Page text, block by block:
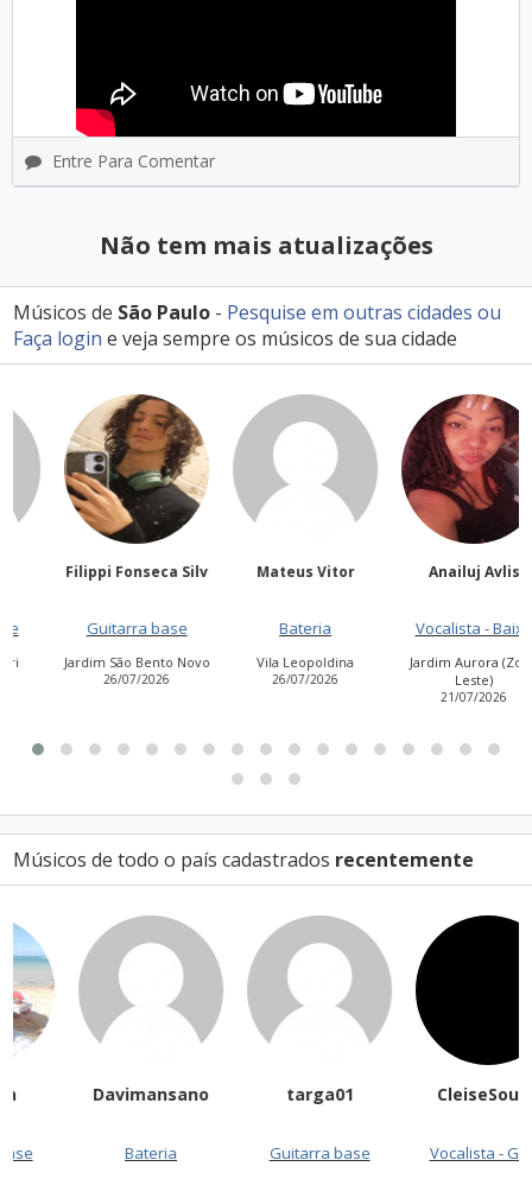
Entre Para Comentar
Não tem mais atualizações
Músicos de São Paulo - Pesquise em outras cidades ou
Faça login e veja sempre os músicos de sua cidade
Filippi Fonseca Silv
Guitarra base
Jardim São Bento Novo
26/07/2026
Mateus Vitor
Bateria
Vila Leopoldina
26/07/2026
Anailuj Avlis
Vocalista - Baixo
Jardim Aurora (Zona
21/07/2026
Músicos de todo o país cadastrados recentemente
Davimansano targa01
Guitarra base
CleiseSouza
Vocalista - Geral